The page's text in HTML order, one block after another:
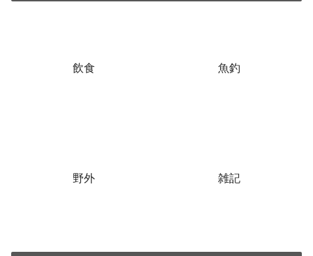
飲食 魚釣
野外 雑記